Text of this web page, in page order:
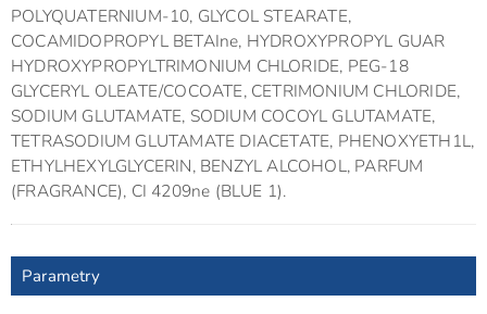
POLYQUATERNIUM-10, GLYCOL STEARATE,
COCAMIDOPROPYL BETAIne, HYDROXYPROPYL GUAR
HYDROXYPROPYLTRIMONIUM CHLORIDE, PEG-18
GLYCERYL OLEATE/COCOATE, CETRIMONIUM CHLORIDE,
SODIUM GLUTAMATE, SODIUM COCOYL GLUTAMATE,
TETRASODIUM GLUTAMATE DIACETATE, PHENOXYETH1L,
ETHYLHEXYLGLYCERIN, BENZYL ALCOHOL, PARFUM
(FRAGRANCE), CI 4209ne (BLUE 1).
Parametry